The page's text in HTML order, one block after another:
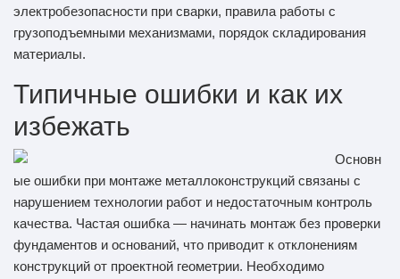
электробезопасности при сварки, правила работы с
грузоподъемными механизмами, порядок складирования
материалы.
Типичные ошибки и как их
избежать
Основн
ые ошибки при монтаже металлоконструкций связаны с
нарушением технологии работ и недостаточным контроль
качества. Частая ошибка — начинать монтаж без проверки
фундаментов и оснований, что приводит к отклонениям
конструкций от проектной геометрии. Необходимо